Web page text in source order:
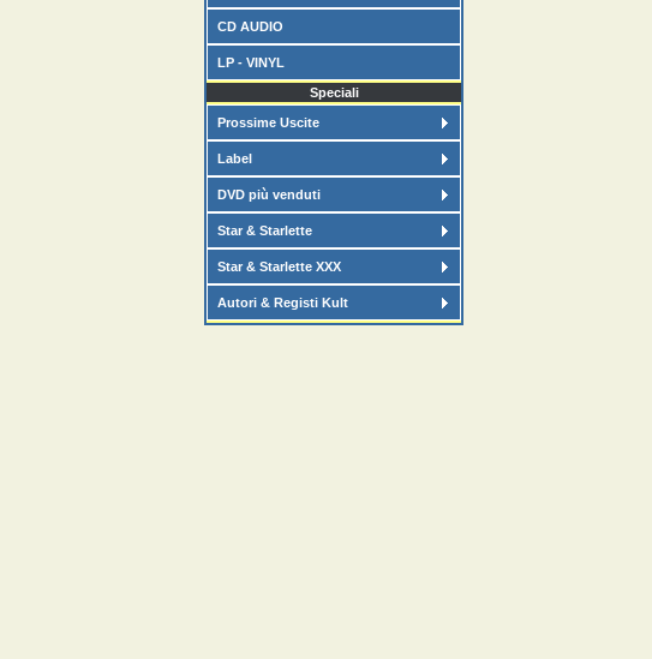
CD AUDIO
LP - VINYL
Speciali
Prossime Uscite
Label
DVD più venduti
Star & Starlette
Star & Starlette XXX
Autori & Registi Kult